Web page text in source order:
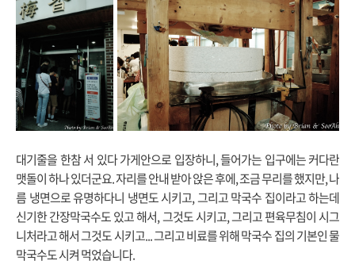
대기줄을 한참 서 있다 가게안으로 입장하니, 들어가는 입구에는 커다란
맷돌이 하나 있더군요. 자리를 안내 받아 앉은 후에, 조금 무리를 했지만, 나
름 냉면으로 유명하다니 냉면도 시키고, 그리고 막국수 집이라고 하는데
신기한 간장막국수도 있고 해서, 그것도 시키고, 그리고 편육무침이 시그
니처라고 해서 그것도 시키고... 그리고 비료를 위해 막국수 집의 기본인 물
막국수도 시켜 먹었습니다.